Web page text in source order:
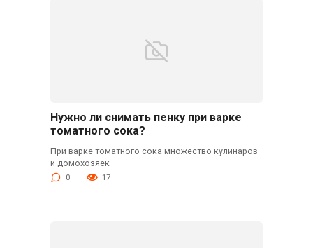
Нужно ли снимать пенку при варке
томатного сока?
При варке томатного сока множество кулинаров
и домохозяек
0 17